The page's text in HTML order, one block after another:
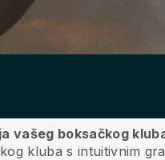
vašeg boksačkog
kluba s intuitivnim